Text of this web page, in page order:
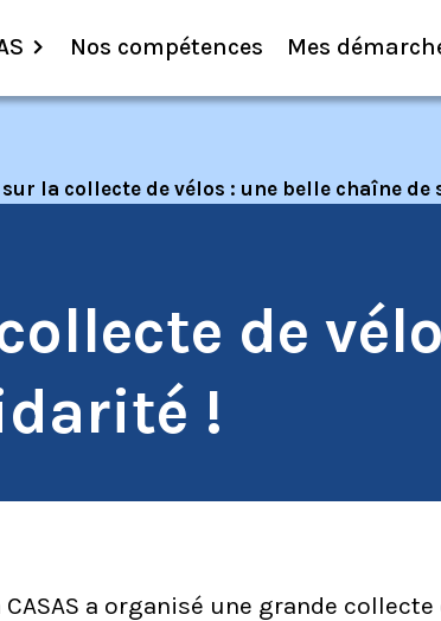
Nos compétences Mes
sur la collecte de vélos : une belle chaîne
de
!
a organisé une grande